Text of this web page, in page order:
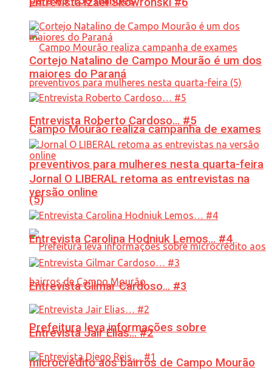
Campo Mourão realiza campanha de exames
preventivos para mulheres nesta quarta-feira
(5)
Prefeitura leva informações sobre
microcrédito aos bairros de Campo Mourão
Cortejo Natalino de Campo Mourão é um dos
maiores do Paraná
Entrevista Roberto Cardoso… #5
Jornal O LIBERAL retoma as entrevistas na
versão online
Entrevista Carolina Hodniuk Lemos… #4
Entrevista Gilmar Cardoso… #3
Entrevista Jair Elias… #2